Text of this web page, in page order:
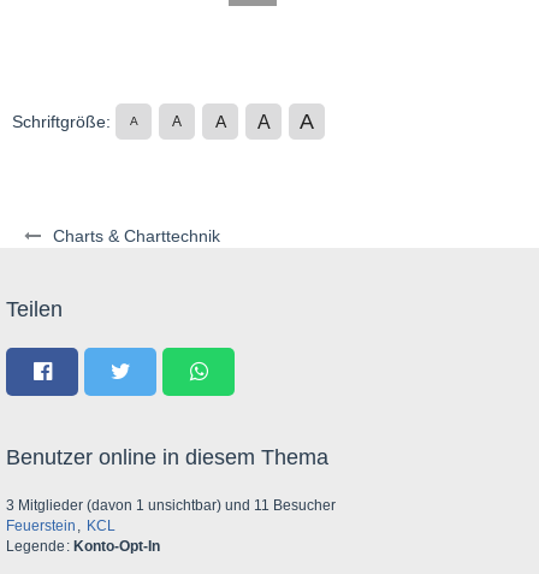
Charts & Charttechnik
Schriftgröße: A A A A A
Teilen
Benutzer online in diesem Thema
3 Mitglieder (davon 1 unsichtbar) und 11 Besucher
Feuerstein
KCL
Legende
Konto-Opt-In